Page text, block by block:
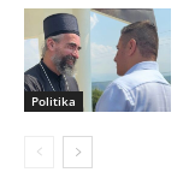
Politika